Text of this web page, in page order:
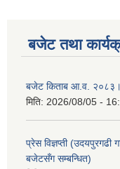
बजेट तथा
बजेट किताब आ.व.
मिति: 2026/08/05 -
प्रेस विज्ञप्ती
बजेटसँग सम्बन्धित)